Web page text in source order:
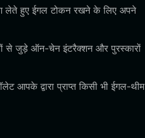
लेते हुए ईगल टोकन रखने के लिए अपने
से जुड़े ऑन-चेन इंटरैक्शन और पुरस्कारों
आपके द्वारा प्राप्त किसी भी ईगल-थीम